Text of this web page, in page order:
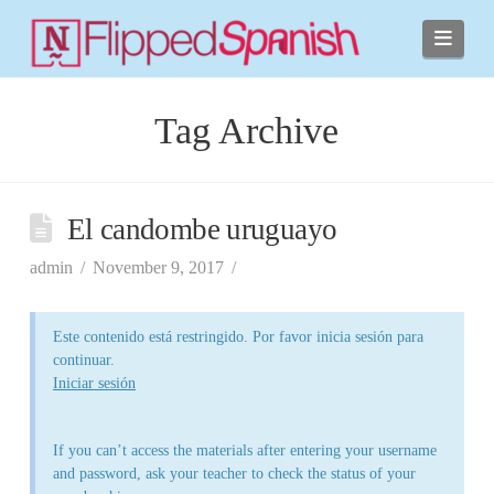
Tag Archive
El candombe uruguayo
admin November 9, 2017
Este contenido está restringido. Por favor inicia sesión para
continuar.
Iniciar sesión
If you can’t access the materials after entering your username
and password, ask your teacher to check the status of your